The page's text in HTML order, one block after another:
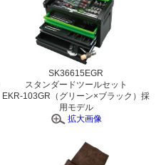
SK36615EGR
スタンダードツールセット
EKR-103GR（グリーン×ブラック）採
用モデル
拡大画像